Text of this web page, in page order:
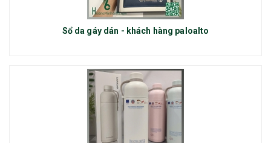
Sổ da gáy dán - khách hàng paloalto